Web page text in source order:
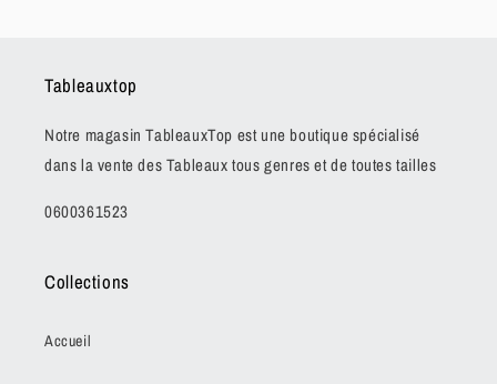
Tableauxtop
Notre magasin TableauxTop est une boutique spécialisé
dans la vente des Tableaux tous genres et de toutes tailles
0600361523
Collections
Accueil